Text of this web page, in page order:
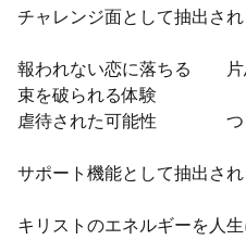
チャレンジ面として抽出され
報われない恋に落ちる
束を破られる体験
虐待された可能性 つら
サポート機能として抽出され
キリストのエネルギーを